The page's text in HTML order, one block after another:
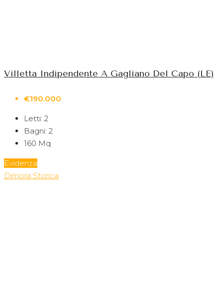
Villetta Indipendente A Gagliano Del Capo (LE)
€190.000
Letti: 2
Bagni: 2
160 Mq
Evidenza
Dimora Storica